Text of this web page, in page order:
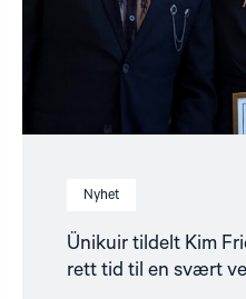
Nyhet
Ünikuir tildelt Kim
rett tid til en svært